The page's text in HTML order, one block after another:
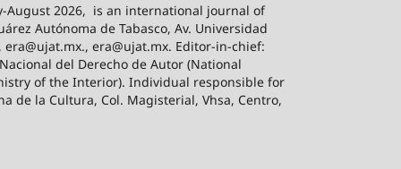
August 2026, is an international journal of
Autónoma de Tabasco, Av. Universidad
era@ujat.mx., era@ujat.mx. Editor-in-chief:
del Derecho de Autor (National
of the Interior). Individual responsible for
de la Cultura, Col. Magisterial, Vhsa, Centro,